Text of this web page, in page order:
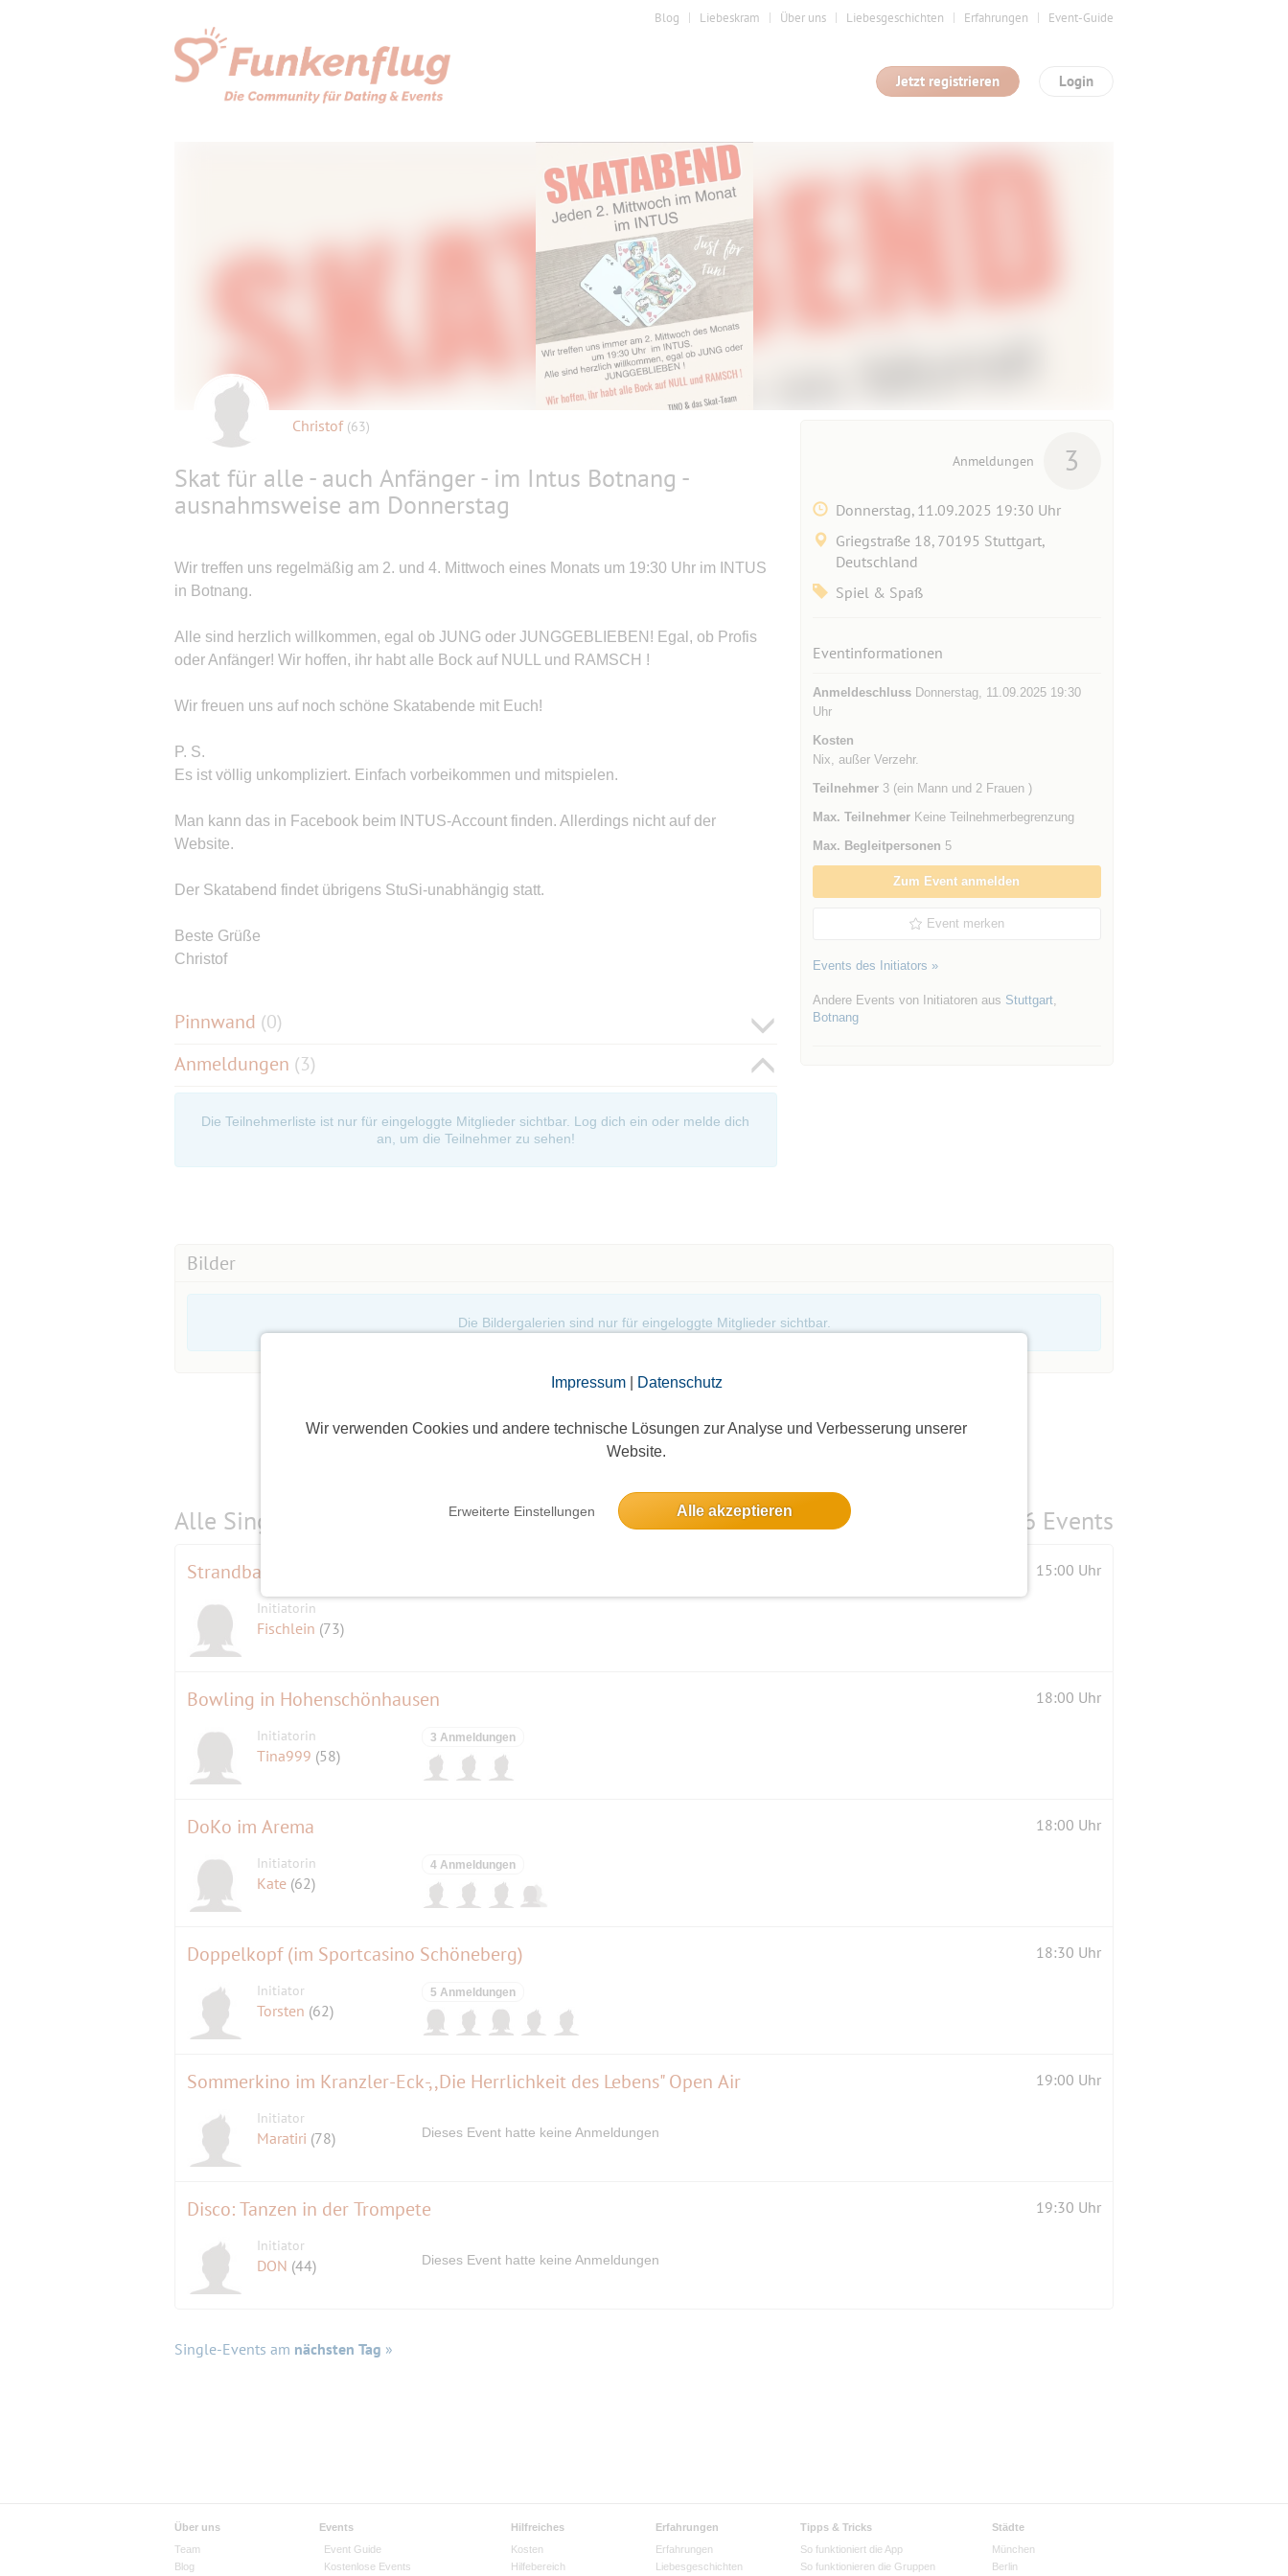
Impressum| Datenschutz
Wir verwenden Cookies und andere technische Lösungen zur Analyse und Verbesserung unserer
Website.
Erweiterte Einstellungen Alle akzeptieren
Blog Liebeskram Über uns Liebesgeschichten Erfahrungen Event-Guide
Login
Jetzt registrieren
Christof (63)
Skat für alle - auch Anfänger - im Intus Botnang -
ausnahmsweise am Donnerstag
Wir treffen uns regelmäßig am 2. und 4. Mittwoch eines Monats um 19:30 Uhr im INTUS
in Botnang.
Alle sind herzlich willkommen, egal ob JUNG oder JUNGGEBLIEBEN! Egal, ob Profis
oder Anfänger! Wir hoffen, ihr habt alle Bock auf NULL und RAMSCH !
Wir freuen uns auf noch schöne Skatabende mit Euch!
P. S.
Es ist völlig unkompliziert. Einfach vorbeikommen und mitspielen.
Man kann das in Facebook beim INTUS-Account finden. Allerdings nicht auf der
Website.
Der Skatabend findet übrigens StuSi-unabhängig statt.
Beste Grüße
Christof
Pinnwand (0)
Anmeldungen (3)
Die Teilnehmerliste ist nur für eingeloggte Mitglieder sichtbar. Log dich ein oder melde dich
an, um die Teilnehmer zu sehen!
Anmeldungen 3
Donnerstag, 11.09.2025 19:30 Uhr
Griegstraße 18, 70195 Stuttgart,
Deutschland
Spiel & Spaß
Eventinformationen
AnmeldeschlussDonnerstag, 11.09.2025 19:30
Uhr
Kosten
Nix, außer Verzehr.
Teilnehmer3 (ein Mann und 2 Frauen )
Max. TeilnehmerKeine Teilnehmerbegrenzung
Max. Begleitpersonen 5
Zum Event anmelden
Event merken
Events des Initiators »
Andere Events von Initiatoren aus Stuttgart,
Botnang
Bilder
Die Bildergalerien sind nur für eingeloggte Mitglieder sichtbar.
Alle Single-Events am selben Tag 6 Events
Strandbar Teltow "Kleine Freiheit" Terminverlegung!! 15:00 Uhr
Initiatorin
Fischlein (73)
Bowling in Hohenschönhausen 18:00 Uhr
Initiatorin
Tina999 (58)
3 Anmeldungen
DoKo im Arema 18:00 Uhr
Initiatorin
Kate (62)
4 Anmeldungen
Doppelkopf (im Sportcasino Schöneberg) 18:30 Uhr
Initiator
Torsten (62)
5 Anmeldungen
Sommerkino im Kranzler-Eck-,,Die Herrlichkeit des Lebens" Open Air 19:00 Uhr
Initiator
Maratiri (78) Dieses Event hatte keine Anmeldungen
Disco: Tanzen in der Trompete 19:30 Uhr
Initiator
DON (44) Dieses Event hatte keine Anmeldungen
Single-Events am nächsten Tag »
Über uns
Team
Blog
Events
Event Guide
Kostenlose Events
Hilfreiches
Kosten
Hilfebereich
Erfahrungen
Erfahrungen
Liebesgeschichten
Tipps & Tricks
So funktioniert die App
So funktionieren die Gruppen
Städte
München
Berlin